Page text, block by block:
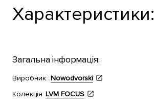
Характеристики:
Загальна інформація:
Виробник: Nowodvorski
Колекція LVM FOCUS